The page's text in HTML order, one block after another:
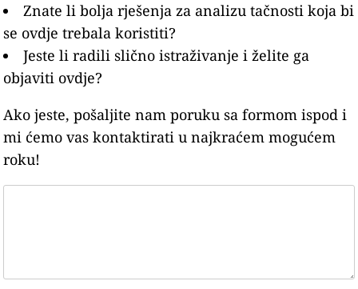
Znate li bolja rješenja za analizu tačnosti koja bi
se ovdje trebala koristiti?
Jeste li radili slično istraživanje i želite ga
objaviti ovdje?
Ako jeste, pošaljite nam poruku sa formom ispod i
mi ćemo vas kontaktirati u najkraćem mogućem
roku!